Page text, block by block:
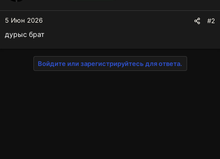
и
:5 Июн 2026 #2
дурыс брат
Войдите или зарегистрируйтесь для ответа.